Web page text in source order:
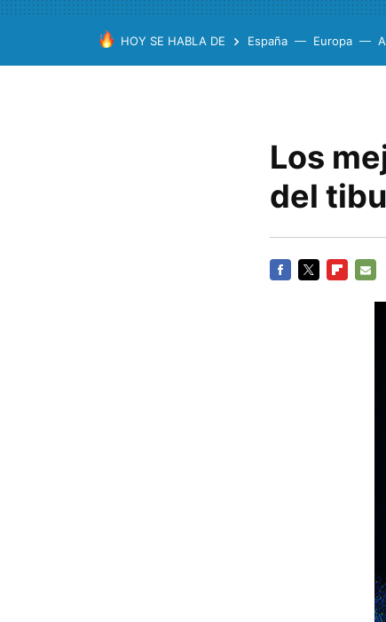
HOY SE HABLA DE España Europa
Los
del